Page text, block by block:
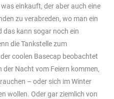
einkauft, der aber auch eine
zu verabreden, wo man ein
das kann sogar noch ein
die Tankstelle zum
coolen Basecap beobachtet
Nacht vom Feiern kommen,
– oder sich im Winter
wollen. Oder gar ziemlich von